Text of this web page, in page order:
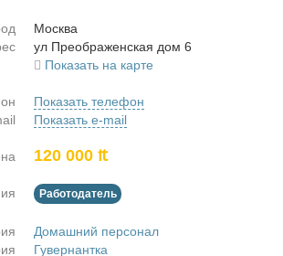
Москва
ул Пре­об­ра­жен­ская дом 6
Показать на карте
Показать телефон
Показать e-mail
120 000 ₶
Работодатель
Домашний персонал
Гувернантка